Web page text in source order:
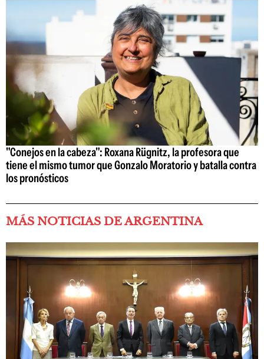
"Conejos en la cabeza": Roxana Rügnitz, la profesora que
tiene el mismo tumor que Gonzalo Moratorio y batalla contra
los pronósticos
MÁS NOTICIAS DE ARGENTINA